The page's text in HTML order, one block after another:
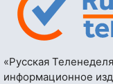
«Русская
информационное